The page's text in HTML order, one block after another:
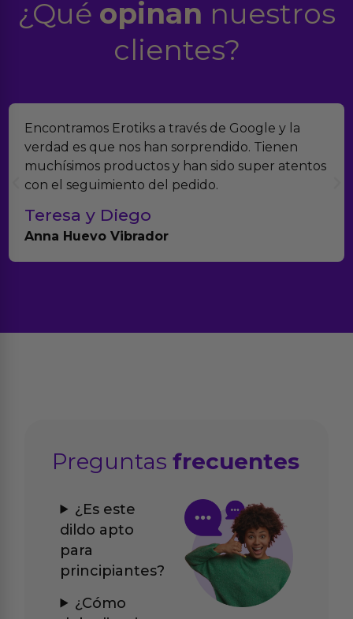
¿Qué opinan nuestros
clientes?
Encontramos Erotiks a través de Google y la
verdad es que nos han sorprendido. Tienen
muchísimos productos y han sido super atentos
con el seguimiento del pedido.
Teresa y Diego
Anna Huevo Vibrador
Preguntasfrecuentes
¿Es este
dildo apto
para
principiantes?
¿Cómo